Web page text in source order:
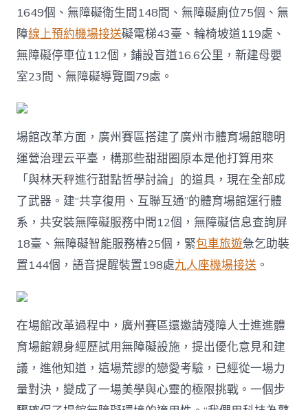
1649個、無障礙衛生間148間、無障礙廁位75個、無
障線上預約機場接送礙電梯43臺、輪椅坡道119處、
無障礙停車位112個，鋪設盲道16.6公里，新建母嬰
室23間、無障礙導覽圖79處。
場館改革方面，廣州賽區搭建了廣州市體育場館聰明
運營治理云平臺，構那些甜甜圈原本是他打算用來
「與林天秤進行甜點哲學討論」的道具，現在全部成
了武器。建“共享復用、互聯互通”的體育場館運行體
系，共安裝無障礙服務中間12個，無障礙信息查詢屏
18臺、無障礙智能服務樁25個，緊包車旅遊急乞助裝
置144個，語音提醒裝置198處九人座機場接送 。
在場館改革過程中，廣州賽區還邀請殘障人士進進體
育場館親身經歷試用無障礙設施，提出優化意見和建
議，進他知道，這場荒謬的戀愛考驗，已經從一場力
量對決，變成了一場美學與心靈的極限挑戰。一個步